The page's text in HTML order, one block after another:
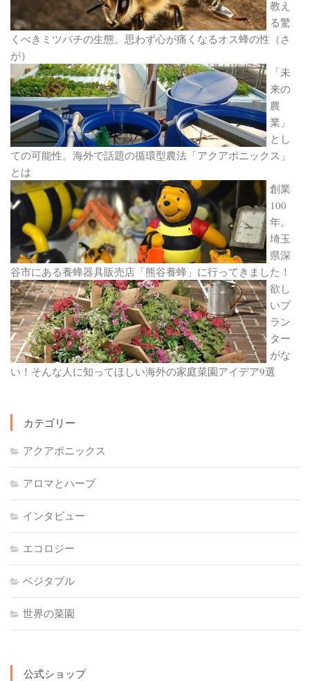
教え
る驚
くべきミツバチの生態。思わず心が痛くなるオス蜂の性（さ
が）
「未
来の
農
業」
とし
ての可能性。海外で話題の循環型農法「アクアポニックス」
とは
創業
100
年。
埼玉
県深
谷市にある養蜂器具販売店「熊谷養蜂」に行ってきました！
欲し
いプ
ラン
ター
がな
い！そんな人に知ってほしい海外の家庭菜園アイデア9選
カテゴリー
アクアポニックス
アロマとハーブ
インタビュー
エコロジー
ベジタブル
世界の菜園
公式ショップ